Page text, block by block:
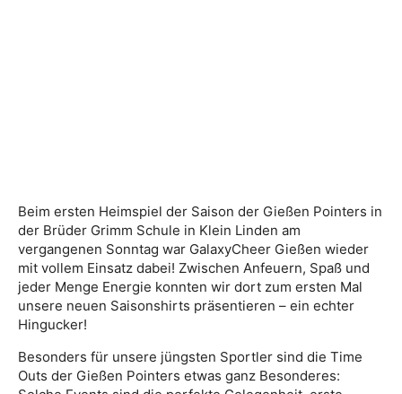
Beim ersten Heimspiel der Saison der Gießen Pointers in
der Brüder Grimm Schule in Klein Linden am
vergangenen Sonntag war GalaxyCheer Gießen wieder
mit vollem Einsatz dabei! Zwischen Anfeuern, Spaß und
jeder Menge Energie konnten wir dort zum ersten Mal
unsere neuen Saisonshirts präsentieren – ein echter
Hingucker!
Besonders für unsere jüngsten Sportler sind die Time
Outs der Gießen Pointers etwas ganz Besonderes: